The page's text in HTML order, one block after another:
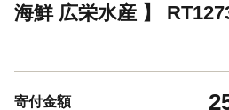
海鮮 広栄水産 】
寄付金額